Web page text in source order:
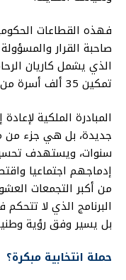
فهذه القطاعات
صاحبة القرار
الذي يشمل كاريان
تمكين 35 ألف أسرة من السكن اللائق.
المبادرة الملكية
جديدة، بل هي جزء
سنوات، ويستهدف
إدماجهم اجتماعيا
من أكبر التجمعات
البرنامج الذي لا
بل يسير وفق رؤية
حملة انتخابية مبكرة؟